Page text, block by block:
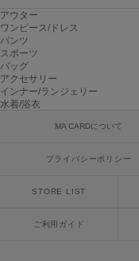
ナウンス
null.
ヌル
オルグ
アウター
ワンピース/ドレス
パンツ
スポーツ
バッグ
アクセサリー
インナー/ランジェリー
水着/浴衣
MA CARDについて
プライバシーポリシー
STORE LIST
ご利用ガイド